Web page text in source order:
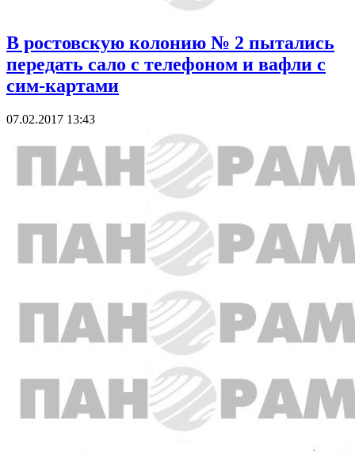
В ростовскую колонию № 2 пытались
передать сало с телефоном и вафли с
сим-картами
07.02.2017 13:43